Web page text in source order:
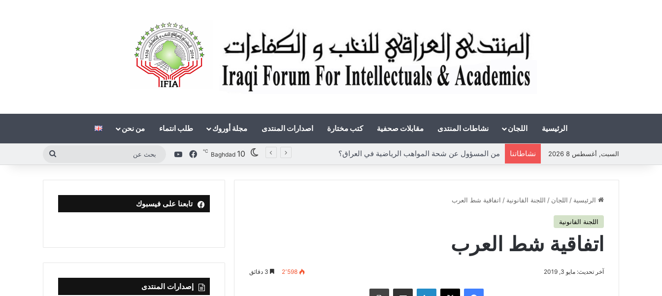
الرئيسية اللجان نشاطات المنتدى مقابلات صحفية كتب مختارة اصدارات المنتدى مجلة أوروك طلب انتماء من نحن
السبت, أغسطس 8 2026 نشاطاتنا Baghdad 10
℃ فيسبوك‫YouTube
الرئيسية / اللجان / اللجنة القانونية / اتفاقية شط العرب
اللجنة القانونية
اتفاقية شط العرب
آخر تحديث: مايو 3, 2019 2٬598
فيسبوك لينكدإن
تابعنا على فيسبوك
إصدارات المنتدى